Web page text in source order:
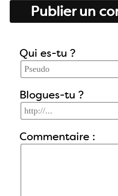
Publier un
Qui es-tu ?
Blogues-tu ?
Commentaire :